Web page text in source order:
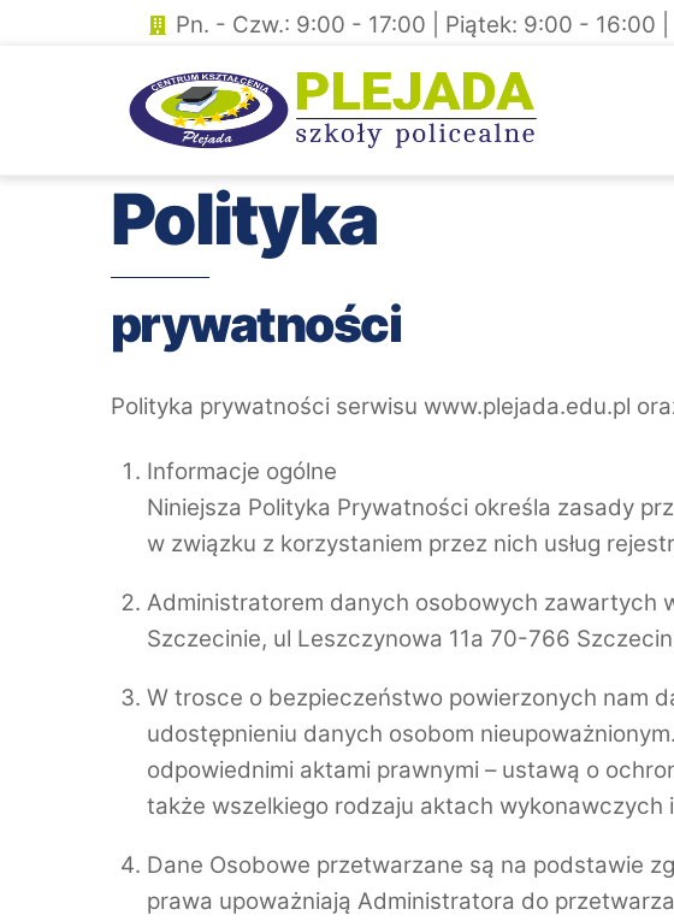
Pn. - Czw.: 9:00 - 17:00 | Piątek: 9:00 - 16:00
Polityka
prywatności
Polityka prywatności serwisu www.plejada.edu.pl
Informacje ogólne
Niniejsza Polityka Prywatności określa zasady
w związku z korzystaniem przez nich usług
Administratorem danych osobowych zawartych
Szczecinie, ul Leszczynowa 11a 70-766
W trosce o bezpieczeństwo powierzonych nam
udostępnieniu danych osobom
odpowiednimi aktami prawnymi – ustawą o
także wszelkiego rodzaju aktach
Dane Osobowe przetwarzane są na podstawie
prawa upoważniają Administratora do